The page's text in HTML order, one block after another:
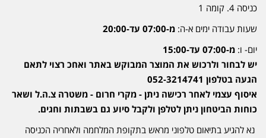
כניסה 4. קומה 1
שעות עבודה ימים א-ה: מ-07:00 עד-20:00
יום- ו: מ-07:00 עד-15:00
יש לבחור ולרכוש את המוצר המבוקש באתר ואחכ רצוי לתאם
הגעה בטלפון 052-3214741
איסוף עצמי לאחר רכישה ניתן - מקרי חרום - משטרה צ.ה.ל ושאר
כוחות הביטחון ניתן לטלפן ולקבל סיוע גם בשבתות וחגים.
נא להגיע בתיאום טלפוני מראש בתקופת המלחמה ולאחריה הכניסה